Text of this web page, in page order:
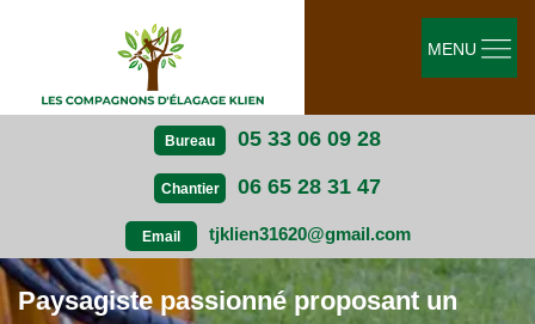
Bureau 05 33 06 09 28
Chantier 06 65 28 31 47
Email tjklien31620@gmail.com
MENU
Paysagiste passionné proposant un